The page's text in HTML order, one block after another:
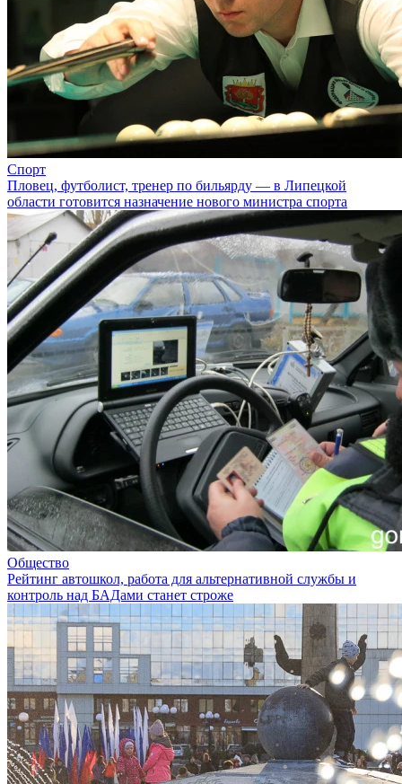
Спорт
Пловец, футболист, тренер по бильярду — в Липецкой
области готовится назначение нового министра спорта
Общество
Рейтинг автошкол, работа для альтернативной службы и
контроль над БАДами станет строже